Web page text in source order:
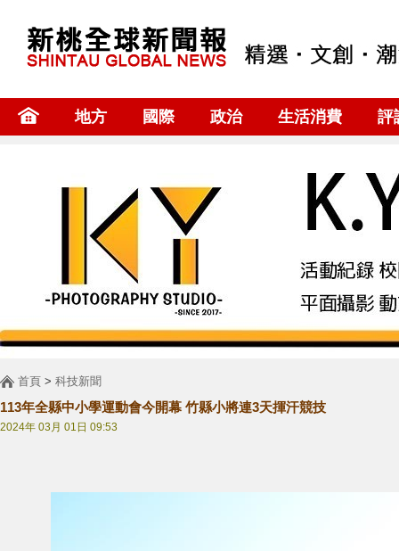
地方 國際 政治 生活消費 評
首頁 > 科技新聞
113年全縣中小學運動會今開幕 竹縣小將連3天揮汗競技
2024年 03月 01日 09:53